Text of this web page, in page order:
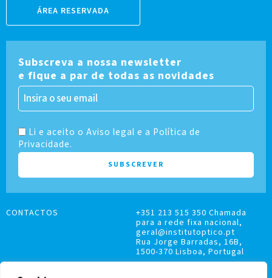
ÁREA RESERVADA
Subscreva a nossa newsletter
e fique a par de todas as novidades
Li e aceito o Aviso legal e a Política de
Privacidade.
CONTACTOS
+351 213 515 350 Chamada
para a rede fixa nacional,
geral@institutoptico.pt
Rua Jorge Barradas, 16B,
1500-370 Lisboa, Portugal